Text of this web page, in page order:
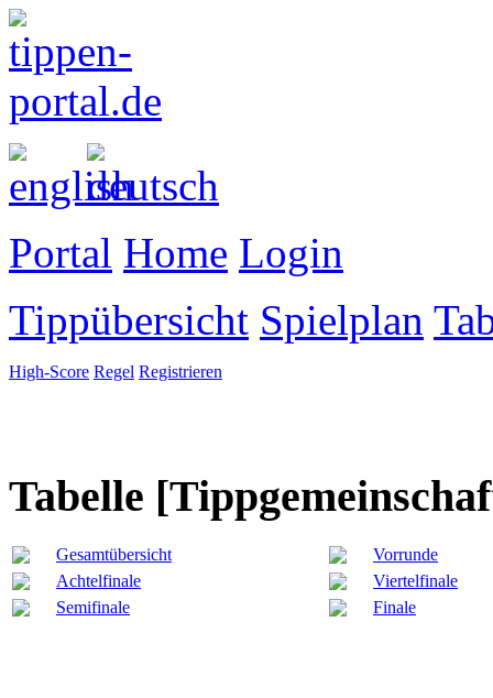
Portal Home Login
Tippübersicht Spielplan
High-Score Regel Registrieren
Tabelle
Gesamtübersicht
Vorrunde
Achtelfinale
Viertelfinale
Semifinale
Finale